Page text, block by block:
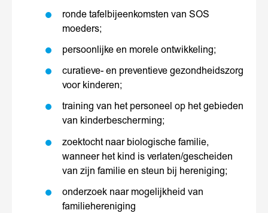
ronde tafelbijeenkomsten van SOS
moeders;
persoonlijke en morele ontwikkeling;
curatieve- en preventieve gezondheidszorg
voor kinderen;
training van het personeel op het gebieden
van kinderbescherming;
zoektocht naar biologische familie,
wanneer het kind is verlaten/gescheiden
van zijn familie en steun bij hereniging;
onderzoek naar mogelijkheid van
familiehereniging